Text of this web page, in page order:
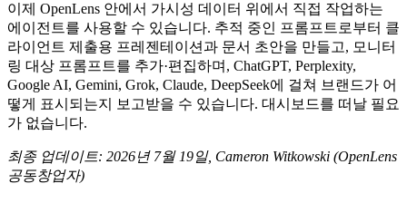
이제 OpenLens 안에서 가시성 데이터 위에서 직접 작업하는
에이전트를 사용할 수 있습니다. 추적 중인 프롬프트로부터 클
라이언트 제출용 프레젠테이션과 문서 초안을 만들고, 모니터
링 대상 프롬프트를 추가·편집하며, ChatGPT, Perplexity,
Google AI, Gemini, Grok, Claude, DeepSeek에 걸쳐 브랜드가 어
떻게 표시되는지 보고받을 수 있습니다. 대시보드를 떠날 필요
가 없습니다.
최종 업데이트: 2026년 7월 19일, Cameron Witkowski (OpenLens
공동창업자)